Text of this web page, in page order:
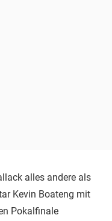
alles andere als
Kevin Boateng mit
Pokalfinale